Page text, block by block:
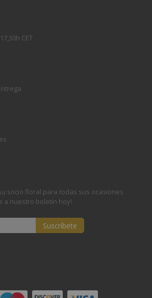
CET
socio floral para todas sus ocasiones
a nuestro boletín hoy!
Suscríbete